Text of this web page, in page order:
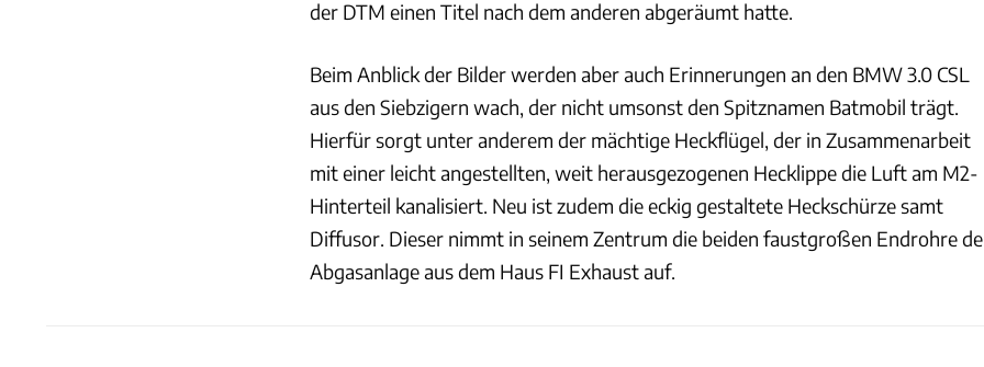
der DTM einen Titel nach dem anderen abgeräumt hatte.
Beim Anblick der Bilder werden aber auch Erinnerungen an den BMW 3.0 CSL
aus den Siebzigern wach, der nicht umsonst den Spitznamen Batmobil trägt.
Hierfür sorgt unter anderem der mächtige Heckflügel, der in Zusammenarbeit
mit einer leicht angestellten, weit herausgezogenen Hecklippe die Luft am M2-
Hinterteil kanalisiert. Neu ist zudem die eckig gestaltete Heckschürze samt
Diffusor. Dieser nimmt in seinem Zentrum die beiden faustgroßen Endrohre
Abgasanlage aus dem Haus FI Exhaust auf.